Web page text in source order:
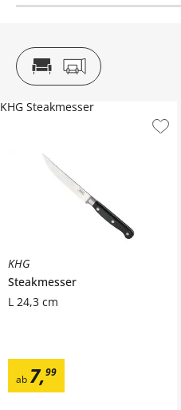
KHG
Steakmesser
L 24,3 cm
ab 7,99
KHG Steakmesser